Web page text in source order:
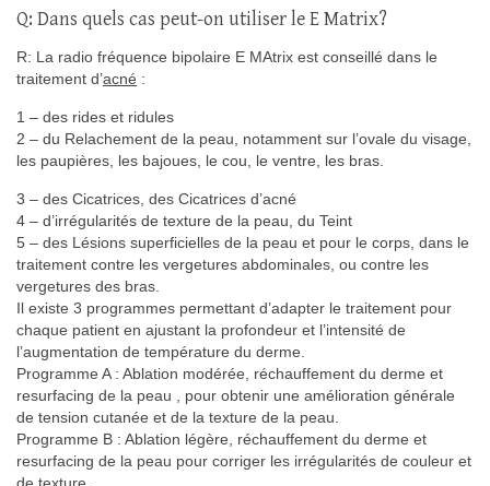
Q: Dans quels cas peut-on utiliser le E Matrix?
R: La radio fréquence bipolaire E MAtrix est conseillé dans le
traitement d’acné :
1 – des rides et ridules
2 – du Relachement de la peau, notamment sur l’ovale du visage,
les paupières, les bajoues, le cou, le ventre, les bras.
3 – des Cicatrices, des Cicatrices d’acné
4 – d’irrégularités de texture de la peau, du Teint
5 – des Lésions superficielles de la peau et pour le corps, dans le
traitement contre les vergetures abdominales, ou contre les
vergetures des bras.
Il existe 3 programmes permettant d’adapter le traitement pour
chaque patient en ajustant la profondeur et l’intensité de
l’augmentation de température du derme.
Programme A : Ablation modérée, réchauffement du derme et
resurfacing de la peau , pour obtenir une amélioration générale
de tension cutanée et de la texture de la peau.
Programme B : Ablation légère, réchauffement du derme et
resurfacing de la peau pour corriger les irrégularités de couleur et